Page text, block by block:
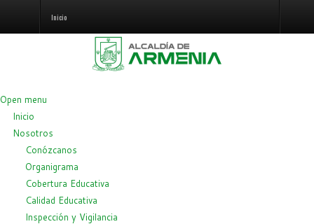
Inicio
Open menu
Inicio
Nosotros
Conózcanos
Organigrama
Cobertura Educativa
Calidad Educativa
Inspección y Vigilancia